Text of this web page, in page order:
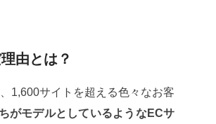
由とは？
1,600サイトを超える色々なお客
がモデルとしているようなECサ